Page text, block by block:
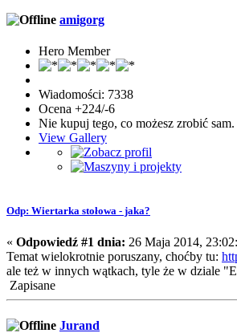
amigorg
Hero Member
Wiadomości: 7338
Ocena +224/-6
Nie kupuj tego, co możesz zrobić sam.
View Gallery
Odp: Wiertarka stołowa - jaka?
« Odpowiedź #1 dnia: 26 Maja 2014,
Temat wielokrotnie poruszany, choćby tu:
ale też w innych wątkach, tyle że w dziale
Zapisane
Jurand